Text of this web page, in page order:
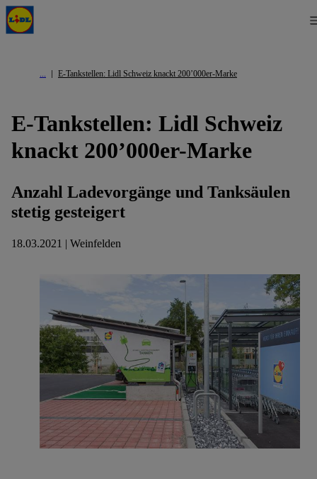
E-Tankstellen: Lidl Schweiz knackt 200’000er-Marke
E-Tankstellen: Lidl Schweiz
knackt 200’000er-Marke
Anzahl Ladevorgänge und Tanksäulen
stetig gesteigert
18.03.2021 | Weinfelden